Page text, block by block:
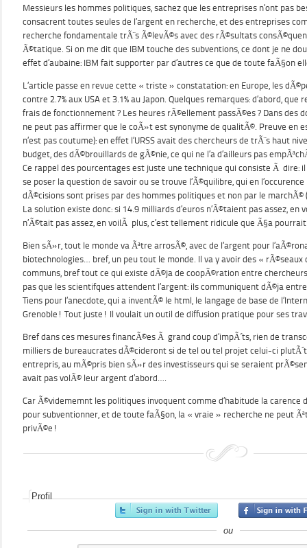
Messieurs les hommes politiques, sachez que les entreprises n’ont pas
consacrent toutes seules de l’argent en recherche, et des entreprises
recherche fondamentale trÃ¨s Ã©levÃ©s avec des rÃ©sultats
Ã©tatique. Si on me dit que IBM touche des subventions, ce dont je ne
effet d’aubaine: IBM fait supporter par d’autres ce que de toute faÃ§on
L’article passe en revue cette « triste » constatation: en Europe, les
contre 2.7% aux USA et 3.1% au Japon. Quelques remarques: d’abord,
frais de fonctionnement ? Les heures rÃ©ellement passÃ©es ? Dans des
ne peut pas affirmer que le coÃ»t est synonyme de qualitÃ©. Preuve en
n’est pas coutume): en effet l’URSS avait des chercheurs de trÃ¨s haut
budget, des dÃ©brouillards de gÃ©nie, ce qui ne l’a d’ailleurs pas
Ce rappel des pourcentages est juste une technique qui consiste Ã dire:
se poser la question de savoir ou se trouve l’Ã©quilibre, qui en l’occurence
dÃ©cisions sont prises par des hommes politiques et non par le marchÃ©
La solution existe donc: si 14.9 milliards d’euros n’Ã©taient pas assez,
n’Ã©tait pas assez, en voilÃ plus, c’est tellement ridicule que Ã§a
Bien sÃ»r, tout le monde va Ãªtre arrosÃ©, avec de l’argent pour
biotechnologies… bref, un peu tout le monde. Il va y avoir des « rÃ©seaux
communs, bref tout ce qui existe dÃ©ja de coopÃ©ration entre
pas que les scientifques attendent l’argent: ils communiquent dÃ©ja
Tiens pour l’anecdote, qui a inventÃ© le html, le langage de base de
Grenoble! Tout juste! Il voulait un outil de diffusion pratique pour ses
Bref dans ces mesures financÃ©es Ã grand coup d’impÃ´ts, rien de
milliers de bureaucrates dÃ©cideront si de tel ou tel projet celui-ci
entrepris, au mÃ©pris bien sÃ»r des investisseurs qui se seraient
avait pas volÃ© leur argent d’abord….
Car Ã©vidememnt les politiques invoquent comme d’habitude la carence
pour subventionner, et de toute faÃ§on, la « vraie » recherche ne peut
privÃ©e!
Profil
ou